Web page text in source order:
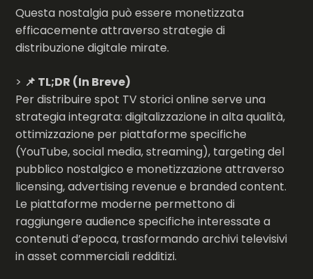
Questa nostalgia può essere monetizzata
efficacemente attraverso strategie di
distribuzione digitale mirate.
> 📌 TL;DR (In Breve)
Per distribuire spot TV storici online serve una
strategia integrata: digitalizzazione in alta qualità,
ottimizzazione per piattaforme specifiche
(YouTube, social media, streaming), targeting del
pubblico nostalgico e monetizzazione attraverso
licensing, advertising revenue e branded content.
Le piattaforme moderne permettono di
raggiungere audience specifiche interessate a
contenuti d’epoca, trasformando archivi televisivi
in asset commerciali redditizi.